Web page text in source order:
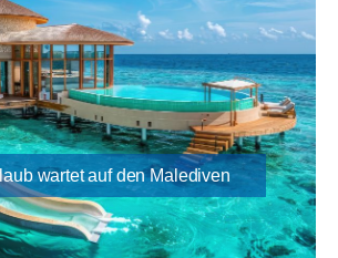
wartet auf den Malediven